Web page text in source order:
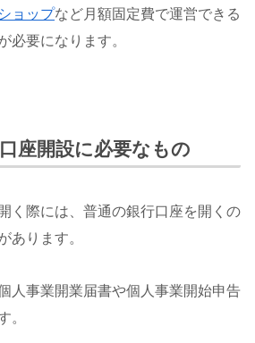
ョップなど月額固定費で運営できる
必要になります。
座開設に必要なもの
く際には、普通の銀行口座を開くの
あります。
人事業開業届書や個人事業開始申告
。